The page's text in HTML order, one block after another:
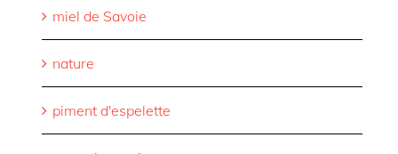
miel de Savoie
nature
piment d'espelette